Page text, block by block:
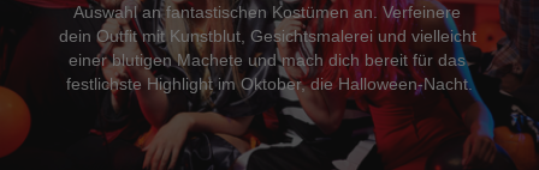
Auswahl an fantastischen Kostümen an. Verfeinere
dein Outfit mit Kunstblut, Gesichtsmalerei und vielleicht
einer blutigen Machete und mach dich bereit für das
festlichste Highlight im Oktober, die Halloween-Nacht.